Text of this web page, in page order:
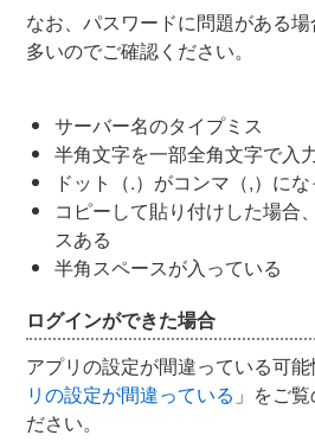
なお、パスワードに問題がある
多いのでご確認ください。
サーバー名のタイプミス
半角文字を一部全角文字で入
ドット（.）がコンマ（,）に
コピーして貼り付けした場合
スある
半角スペースが入っている
ログインができた場合
アプリの設定が間違っている可
リの設定が間違っている 」をご
ださい。